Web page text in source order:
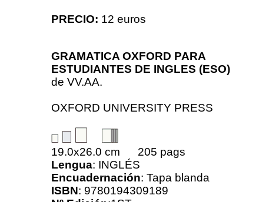
PRECIO: 12 euros
GRAMATICA OXFORD PARA
ESTUDIANTES DE INGLES (ESO)
de VV.AA.
OXFORD UNIVERSITY PRESS
19.0x26.0 cm 205 pags
Lengua: INGLÉS
Encuadernación: Tapa blanda
ISBN: 9780194309189